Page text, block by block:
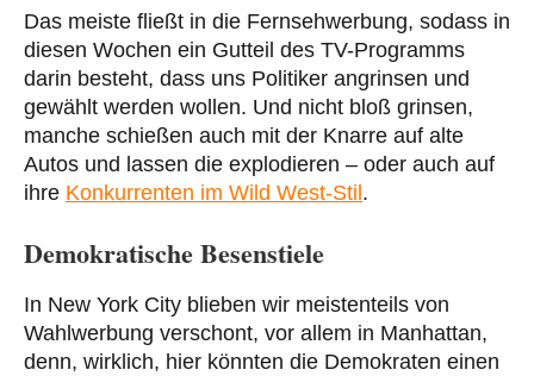
Das meiste fließt in die Fernsehwerbung, sodass in
diesen Wochen ein Gutteil des TV-Programms
darin besteht, dass uns Politiker angrinsen und
gewählt werden wollen. Und nicht bloß grinsen,
manche schießen auch mit der Knarre auf alte
Autos und lassen die explodieren – oder auch auf
ihre Konkurrenten im Wild West-Stil.
Demokratische Besenstiele
In New York City blieben wir meistenteils von
Wahlwerbung verschont, vor allem in Manhattan,
denn, wirklich, hier könnten die Demokraten einen